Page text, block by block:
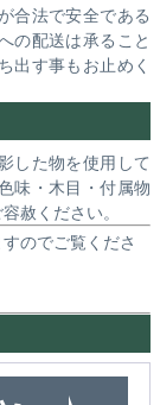
合法で安全である
の配送は承ること
出す事もお止めく
した物を使用して
味・木目・付属物
赦ください。
のでご覧くださ